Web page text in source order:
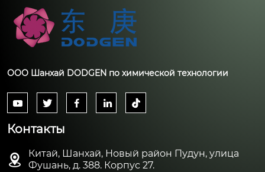
ООО Шанхай DODGEN по химической технологии
    
Контакты

Китай, Шанхай, Новый район Пудун, улица
Фушань, д. 388. Корпус 27.